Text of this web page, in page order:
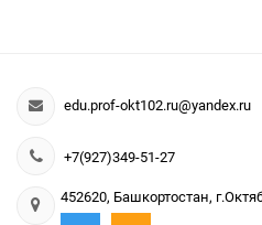
edu.prof-okt102.ru@yandex.ru
+7(927)349-51-27
452620, Башкортостан,